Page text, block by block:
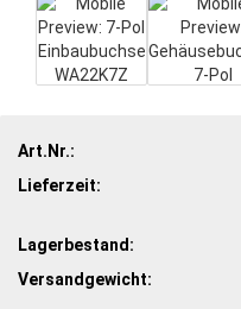
Art.Nr.:
Lieferzeit:
Lagerbestand:
Versandgewicht: